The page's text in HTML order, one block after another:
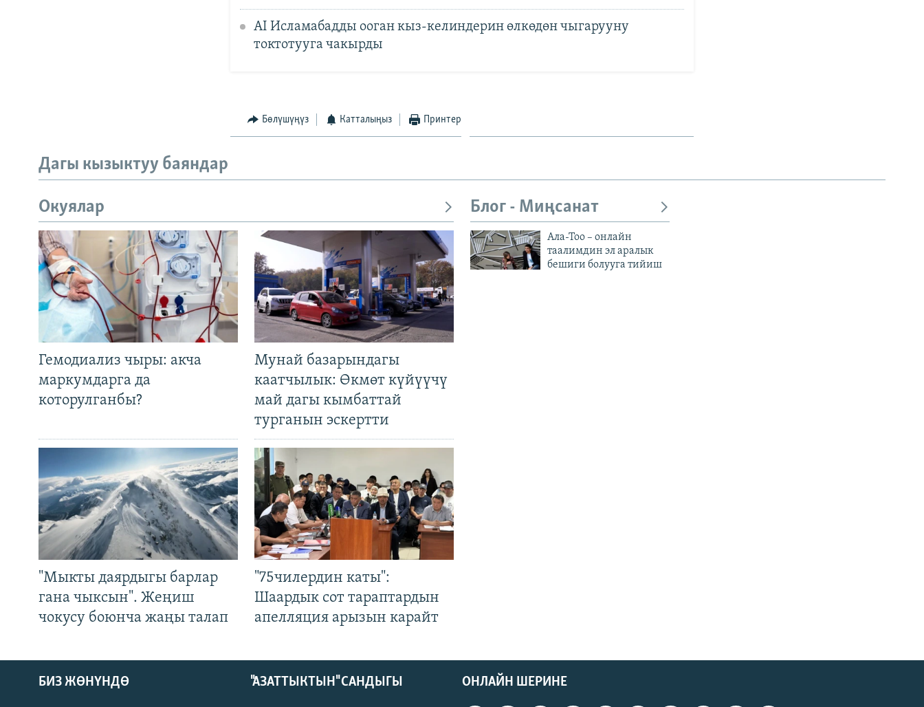
AI Исламабадды ооган кыз-келиндерин өлкөдөн чыгарууну
токтотууга чакырды
Бөлүшүңүз Катталыңыз Принтер
Дагы кызыктуу баяндар
Окуялар
Гемодиализ чыры: акча
маркумдарга да
которулганбы?
Мунай базарындагы
каатчылык: Өкмөт күйүүчү
май дагы кымбаттай
турганын эскертти
"Мыкты даярдыгы барлар
гана чыксын". Жеңиш
чокусу боюнча жаңы талап
"75чилердин каты":
Шаардык сот тараптардын
апелляция арызын карайт
Блог - Миңсанат
Ала-Тоо – онлайн
таалимдин эл аралык
бешиги болууга тийиш
ОНЛАЙН ШЕРИНЕ
БИЗ ЖӨНҮНДӨ "АЗАТТЫКТЫН" САНДЫГЫ